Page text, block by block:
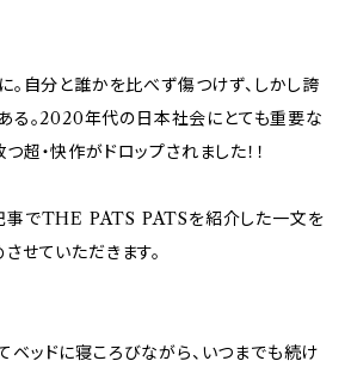
。自分と誰かを比べず傷つけず、しかし誇
る。2020年代の日本社会にとても重要な
超・快作がドロップされました！！
事でTHE PATS PATSを紹介した一文を
せていただきます。
ッドに寝ころびながら、いつまでも続け